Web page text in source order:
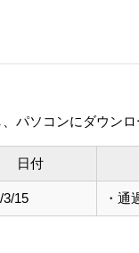
パソコンにダウンロ
日付
3/15 ・通